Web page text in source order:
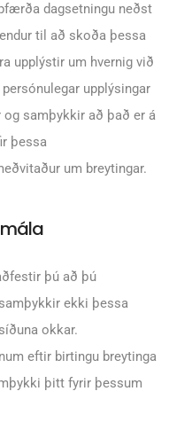
dagsetningu neðst
til að skoða þessa
upplýstir um hvernig við
upplýsingar
samþykkir að það er á
þessa
um breytingar.
þú að þú
ekki þessa
okkar.
eftir birtingu breytinga
þitt fyrir þessum